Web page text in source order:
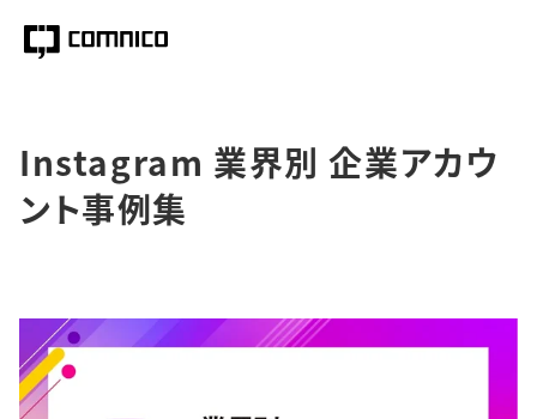
Instagram 業界別 企業アカウ
ント事例集